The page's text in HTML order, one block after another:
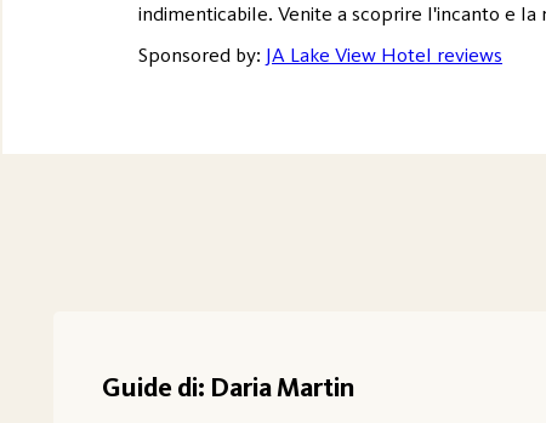
indimenticabile. Venite a scoprire l'incanto e
Sponsored by: JA Lake View Hotel reviews
Guide di: Daria Martin